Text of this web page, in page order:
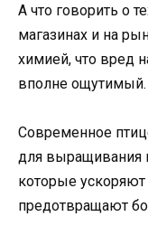
А что говорить о
магазинах и на
химией, что вред
вполне ощутимый.
Современное
для выращивания
которые
предотвращают